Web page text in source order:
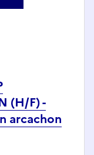
(H/F) -
arcachon